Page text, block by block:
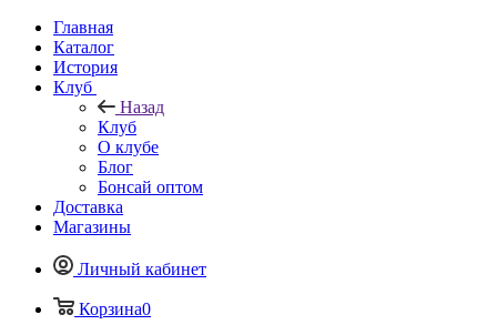
Главная
Каталог
История
Клуб
Назад
Клуб
О клубе
Блог
Бонсай оптом
Доставка
Магазины
Личный кабинет
Корзина0